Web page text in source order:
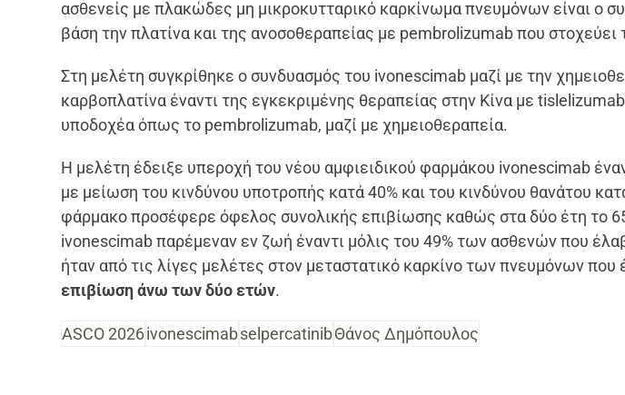
ασθενείς με πλακώδες μη μικροκυτταρικό καρκίνωμα πνευμόνων είναι ο
βάση την πλατίνα και της ανοσοθεραπείας με pembrolizumab που στοχεύει
Στη μελέτη συγκρίθηκε ο συνδυασμός του ivonescimab μαζί με την
καρβοπλατίνα έναντι της εγκεκριμένης θεραπείας στην Κίνα με
υποδοχέα όπως το pembrolizumab, μαζί με χημειοθεραπεία.
Η μελέτη έδειξε υπεροχή του νέου αμφιειδικού φαρμάκου ivonescimab
με μείωση του κινδύνου υποτροπής κατά 40% και του κινδύνου θανάτου
φάρμακο προσέφερε όφελος συνολικής επιβίωσης καθώς στα δύο έτη το
ivonescimab παρέμεναν εν ζωή έναντι μόλις του 49% των ασθενών που
ήταν από τις λίγες μελέτες στον μεταστατικό καρκίνο των πνευμόνων που
επιβίωση άνω των δύο ετών.
ASCO 2026ivonescimabselpercatinibΘάνος Δημόπουλος